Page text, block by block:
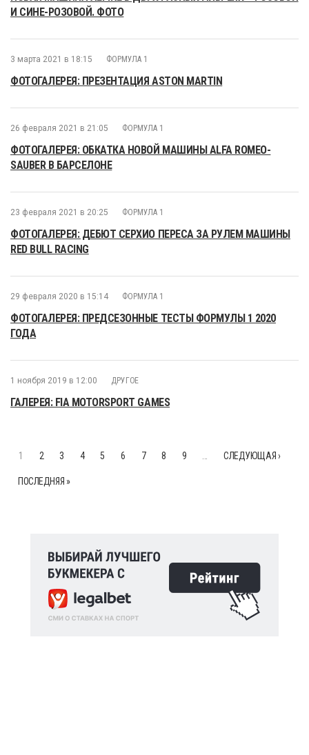
И СИНЕ-РОЗОВОЙ. ФОТО
3 марта 2021 в 18:15 ФОРМУЛА 1
ФОТОГАЛЕРЕЯ: ПРЕЗЕНТАЦИЯ ASTON MARTIN
26 февраля 2021 в 21:05 ФОРМУЛА 1
ФОТОГАЛЕРЕЯ: ОБКАТКА НОВОЙ МАШИНЫ ALFA ROMEO-
SAUBER В БАРСЕЛОНЕ
23 февраля 2021 в 20:25 ФОРМУЛА 1
ФОТОГАЛЕРЕЯ: ДЕБЮТ СЕРХИО ПЕРЕСА ЗА РУЛЕМ МАШИНЫ
RED BULL RACING
29 февраля 2020 в 15:14 ФОРМУЛА 1
ФОТОГАЛЕРЕЯ: ПРЕДСЕЗОННЫЕ ТЕСТЫ ФОРМУЛЫ 1 2020
ГОДА
1 ноября 2019 в 12:00 ДРУГОЕ
ГАЛЕРЕЯ: FIA MOTORSPORT GAMES
1 2 3 4 5 6 7 8 9 СЛЕДУЮЩАЯ ›
ПОСЛЕДНЯЯ »